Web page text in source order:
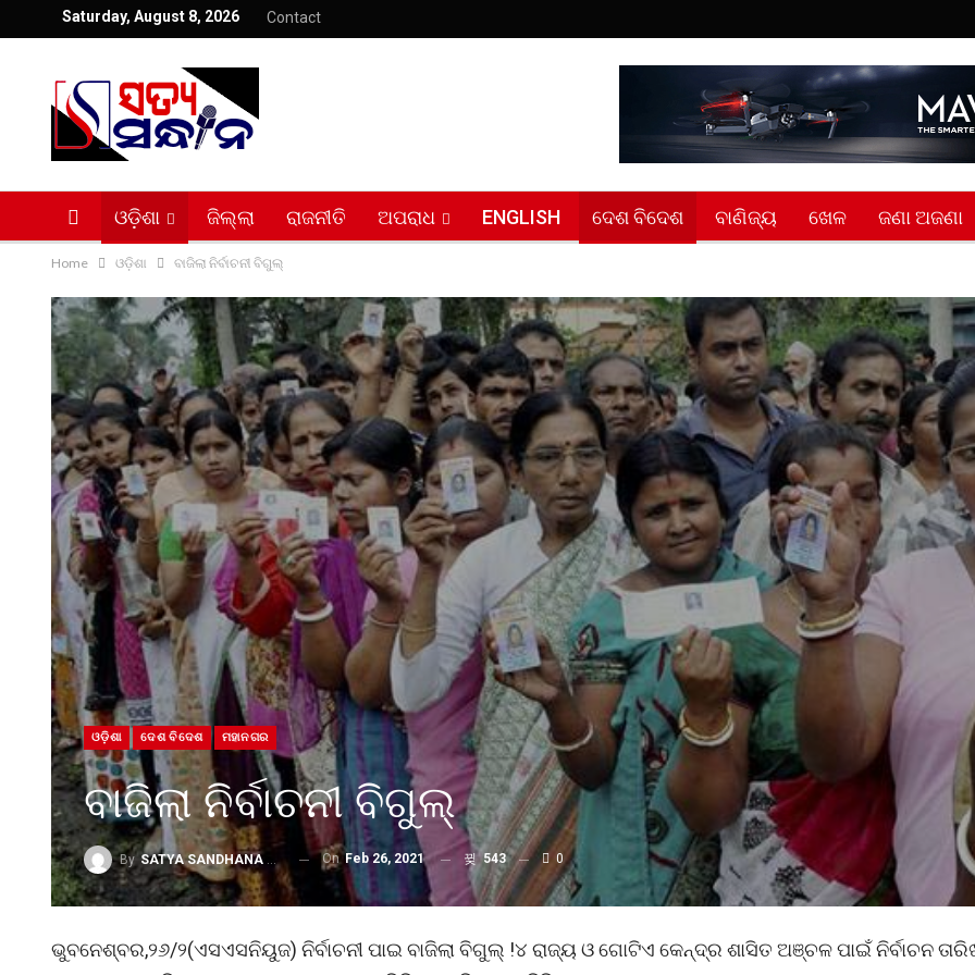
Saturday, August 8, 2026 Contact
ଓଡ଼ିଶା ଜିଲ୍ଲା ରାଜନୀତି ଅପରାଧ ENGLISH ଦେଶ ବିଦେଶ ବାଣିଜ୍ୟ ଖେଳ ଜଣା ଅଜଣା
Home ଓଡ଼ିଶା ବାଜିଲା ନିର୍ବାଚନୀ ବିଗୁଲ୍
ଓଡ଼ିଶା ଦେଶ ବିଦେଶ ମହାନଗର
ବାଜିଲା ନିର୍ବାଚନୀ ବିଗୁଲ୍
By SATYA SANDHANA DESK OnFeb 26, 2021 543 0
ଭୁବନେଶ୍ବର,୨୬/୨(ଏସଏସନିୟୁଜ) ନିର୍ବାଚନୀ ପାଇ ବାଜିଲା ବିଗୁଲ୍ !୪ ରାଜ୍ୟ ଓ ଗୋଟିଏ କେନ୍ଦ୍ର ଶାସିତ ଅଞ୍ଚଳ ପାଇଁ ନିର୍ବାଚନ